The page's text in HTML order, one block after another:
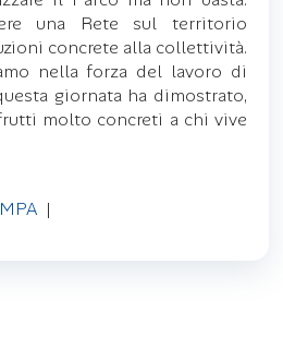
una Rete sul territorio
concrete alla collettività.
nella forza del lavoro di
giornata ha dimostrato,
molto concreti a chi vive
|